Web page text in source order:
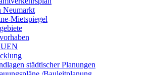
Neumarkt
Mietspiegel
städtischer Planungen